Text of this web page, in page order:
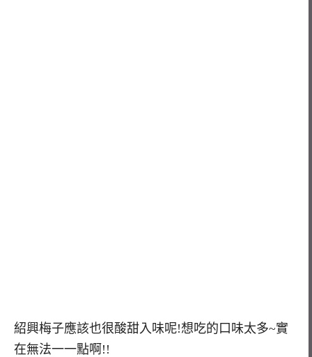
紹興梅子應該也很酸甜入味呢!想吃的口味太多~實
在無法一一點啊!!